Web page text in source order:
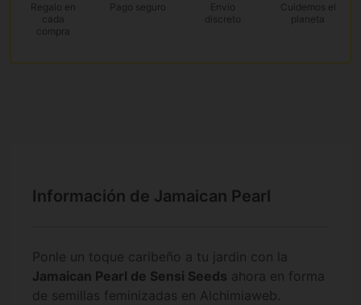
Regalo en
cada
compra
Pago seguro
Envío
discreto
Cuidemos el
planeta
Información de Jamaican Pearl
Ponle un toque caribeño a tu jardin con la
Jamaican Pearl de Sensi Seeds ahora en forma
de semillas feminizadas en Alchimiaweb.